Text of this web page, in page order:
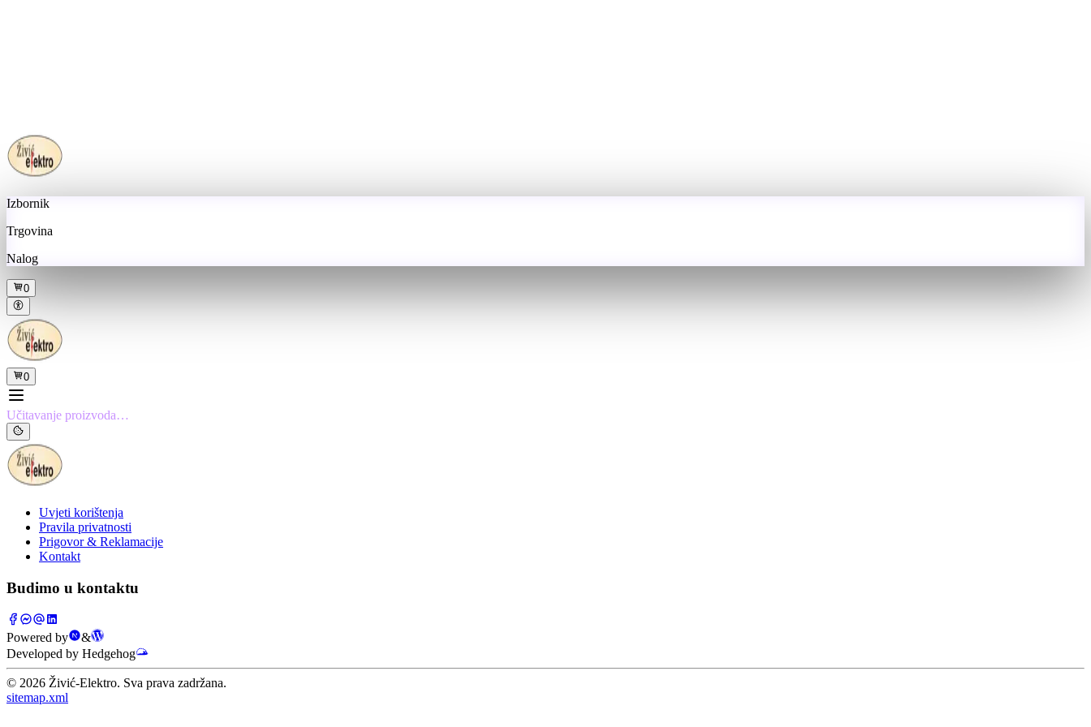
Izbornik
Trgovina
Nalog
0
0
Učitavanje proizvoda…
Uvjeti korištenja
Pravila privatnosti
Prigovor & Reklamacije
Kontakt
Budimo u kontaktu
Powered by
&
Developed by Hedgehog
© 2026 Živić-Elektro. Sva prava zadržana.
sitemap.xml